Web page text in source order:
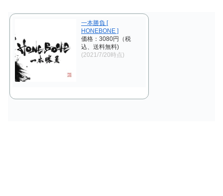
一本勝負 [
HONEBONE ]
価格：3080円（税
込、送料無料)
(2021/7/20時点)